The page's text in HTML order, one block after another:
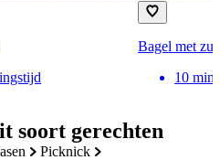
soort gerechten
pasen picknick
Bagel met
10 min